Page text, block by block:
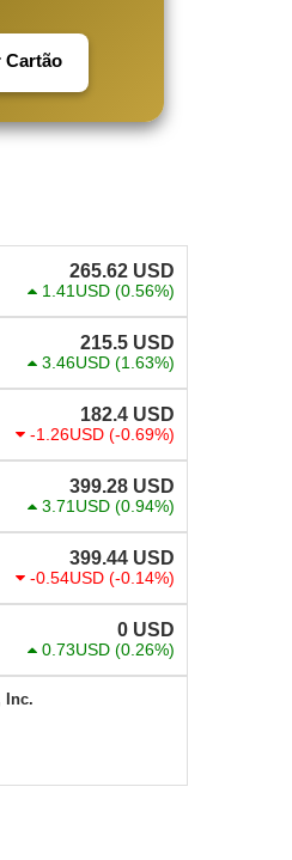
Cartão
265.62 USD
1.41USD (0.56%)
215.5 USD
3.46USD (1.63%)
182.4 USD
-1.26USD (-0.69%)
399.28 USD
3.71USD (0.94%)
399.44 USD
-0.54USD (-0.14%)
0 USD
0.73USD (0.26%)
Inc.